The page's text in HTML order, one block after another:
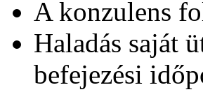
A konzulens
Haladás saját
befejezési